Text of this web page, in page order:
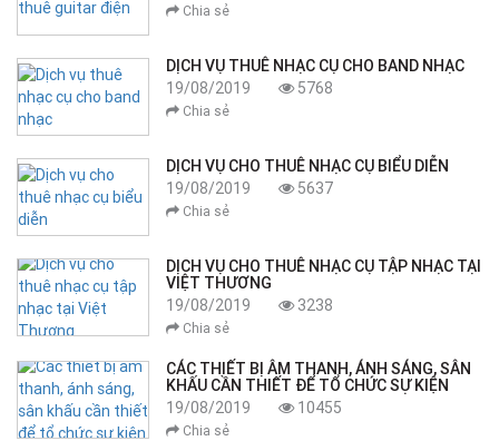
Chia sẻ
DỊCH VỤ THUÊ NHẠC CỤ CHO BAND NHẠC
19/08/2019
5768
Chia sẻ
DỊCH VỤ CHO THUÊ NHẠC CỤ BIỂU DIỄN
19/08/2019
5637
Chia sẻ
DỊCH VỤ CHO THUÊ NHẠC CỤ TẬP NHẠC TẠI
VIỆT THƯƠNG
19/08/2019
3238
Chia sẻ
CÁC THIẾT BỊ ÂM THANH, ÁNH SÁNG, SÂN
KHẤU CẦN THIẾT ĐỂ TỔ CHỨC SỰ KIỆN
19/08/2019
10455
Chia sẻ